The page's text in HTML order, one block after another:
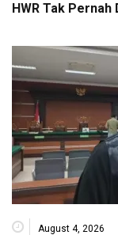
HWR Tak Pernah
August 4, 2026